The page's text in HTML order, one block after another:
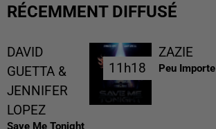
RÉCEMMENT DIFFUSÉ
DAVID
GUETTA &
JENNIFER
LOPEZ
Save Me Tonight
11h18
11h18
ZAZIE
Peu Importe